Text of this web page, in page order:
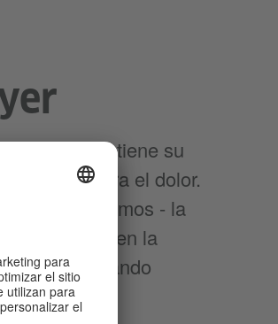
en 1863, tiene su
batalla contra el dolor.
mínimos - la
se convirtió en la
sigue fabricando
año.